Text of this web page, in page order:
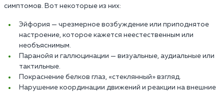
симптомов. Вот некоторые из них:
Эйфория — чрезмерное возбуждение или приподнятое
настроение, которое кажется неестественным или
необъяснимым.
Паранойя и галлюцинации — визуальные, аудиальные или
тактильные.
Покраснение белков глаз, «стеклянный» взгляд.
Нарушение координации движений и реакции на внешние